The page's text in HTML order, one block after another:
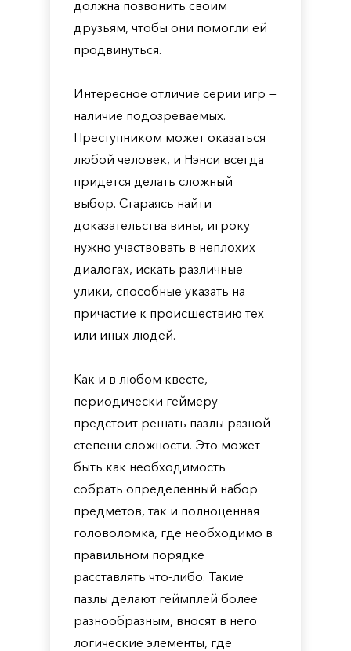
должна позвонить своим
друзьям, чтобы они помогли ей
продвинуться.
Интересное отличие серии игр —
наличие подозреваемых.
Преступником может оказаться
любой человек, и Нэнси всегда
придется делать сложный
выбор. Стараясь найти
доказательства вины, игроку
нужно участвовать в неплохих
диалогах, искать различные
улики, способные указать на
причастие к происшествию тех
или иных людей.
Как и в любом квесте,
периодически геймеру
предстоит решать пазлы разной
степени сложности. Это может
быть как необходимость
собрать определенный набор
предметов, так и полноценная
головоломка, где необходимо в
правильном порядке
расставлять что-либо. Такие
пазлы делают геймплей более
разнообразным, вносят в него
логические элементы, где